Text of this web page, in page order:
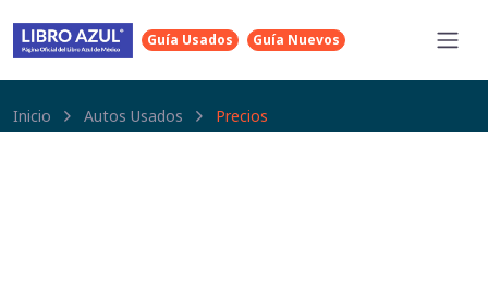
Guía Usados Guía Nuevos
Inicio Autos Usados Precios